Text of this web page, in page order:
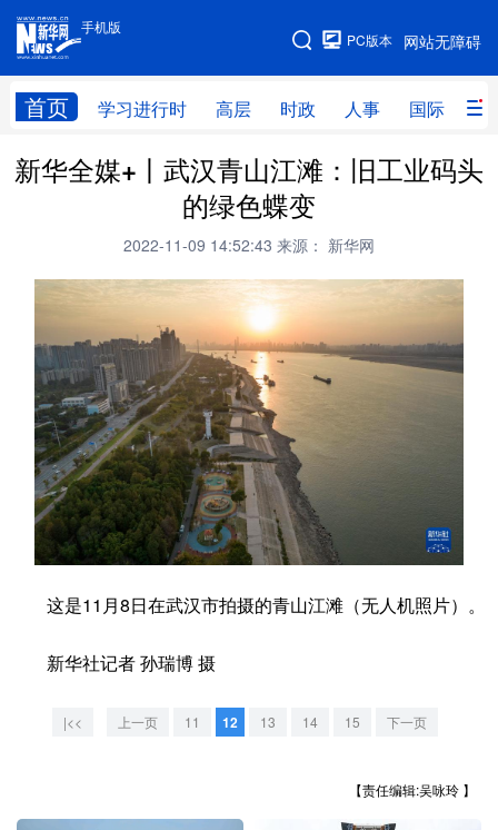
手机版
网站无障碍
PC版本
首页 学习进行时 高层 时政 人事 国际 财
手机版
网站地图
学习进行时 高层 时政 人事
财经 网评
全球连线
科技 科创 量子
文化 书画 健康 军事
访谈 视频 图片
法律 中央文件 金融
食品 人居 信息化
学术中国 乡村振兴 银龄 溯源中国
文化产业
地方频道
新华全媒+丨武汉青山江滩：旧工业码头
的绿色蝶变
2022-11-09 14:52:43 来源： 新华网
这是11月8日在武汉市拍摄的青山江滩（无人机照片）。
新华社记者 孙瑞博 摄
|<< 上一页 11 12 13 14 15 下一页
【责任编辑:吴咏玲 】